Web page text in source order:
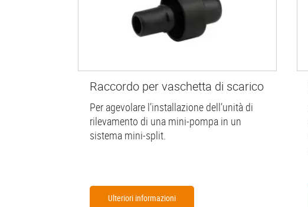
Raccordo per vaschetta di scarico
Per agevolare l’installazione dell’unità di
rilevamento di una mini-pompa in un
sistema mini-split.
Ulteriori informazioni